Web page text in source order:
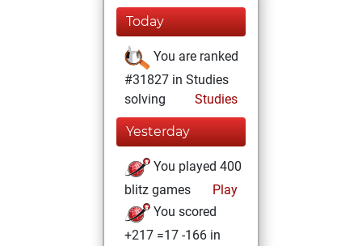
Today
You are ranked
#31827 in Studies
solving
Studies
Yesterday
You played 400
blitz games
Play
You scored
+217 =17 -166 in